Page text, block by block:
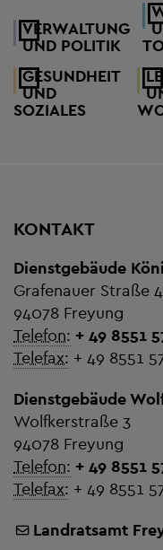
VERWALTUNG
UND POLITIK
GESUNDHEIT
UND
SOZIALES
KONTAKT
Dienstgebäude
Grafenauer Straße
94078 Freyung
Telefon: + 49 8551
Telefax: + 49 8551
Dienstgebäude
Wolfkerstraße 3
94078 Freyung
Telefon: + 49 8551
Telefax: + 49 8551
Landratsamt